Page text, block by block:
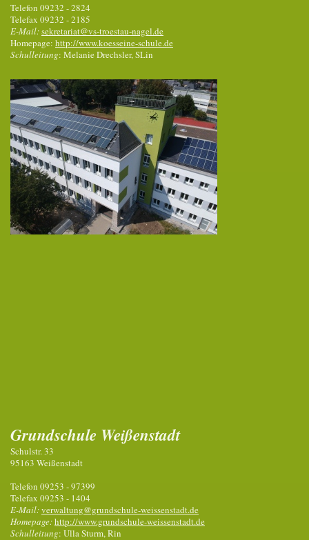
Telefon 09232 - 2824
Telefax 09232 - 2185
E-Mail:sekretariat@vs-troestau-nagel.de
Homepage: http://www.koesseine-schule.de
Schulleitung: Melanie Drechsler, SLin
Grundschule Weißenstadt
Schulstr. 33
95163 Weißenstadt
Telefon 09253 - 97399
Telefax 09253 - 1404
E-Mail:verwaltung@grundschule-weissenstadt.de
Homepage:http://www.grundschule-weissenstadt.de
Schulleitung: Ulla Sturm, Rin